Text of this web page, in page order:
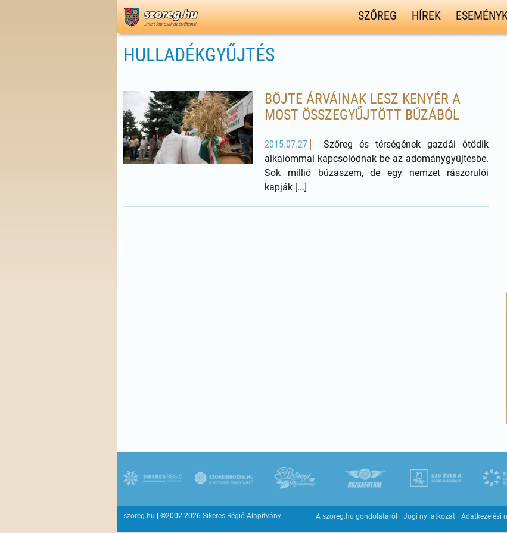
SZŐREG HÍREK
HULLADÉKGYŰJTÉS
BÖJTE ÁRVÁINAK LESZ KENYÉR A
MOST ÖSSZEGYŰJTÖTT BÚZÁBÓL
2015.07.27
Szőreg és térségének gazdái ötödik
alkalommal kapcsolódnak be az adománygyűjtésbe.
Sok millió búzaszem, de egy nemzet rászorulói
kapják [...]
szoreg.hu | ©2002-2026 Sikeres Régió Alapítvány A szoreg.hu gondolatáról Jogi nyilatkozat Adatkezelési